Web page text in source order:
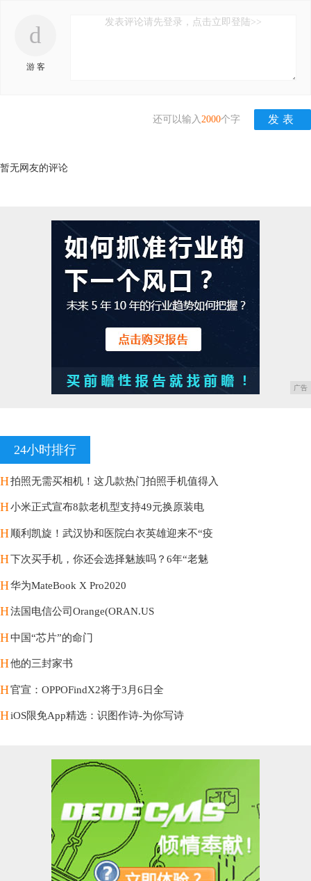
d
游 客
发表评论请先登录，点击立即登陆>>
还可以输入 2000个字
暂无网友的评论
广告
24小时排行
H拍照无需买相机！这几款热门拍照手机值得入
H小米正式宣布8款老机型支持49元换原装电
H顺利凯旋！武汉协和医院白衣英雄迎来不“疫
H下次买手机，你还会选择魅族吗？6年“老魅
H华为MateBook X Pro2020
H法国电信公司Orange(ORAN.US
H中国“芯片”的命门
H他的三封家书
H官宣：OPPOFindX2将于3月6日全
HiOS限免App精选：识图作诗-为你写诗